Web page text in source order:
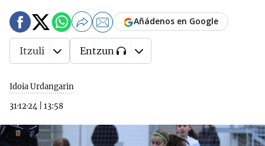
Idoia Urdangarin
31·12·24
13:58
Añádenos en Google
Itzuli Entzun